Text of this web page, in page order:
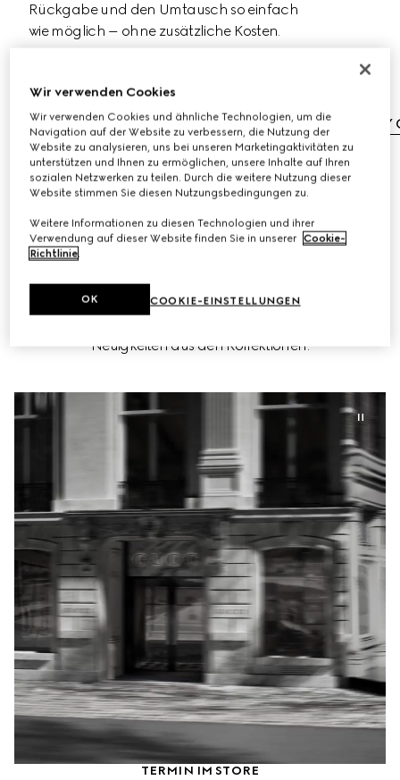
Rückgabe und den Umtausch so einfach
wie möglich – ohne zusätzliche Kosten.
Rückgabeservice
Bei
EINEN TERMIN VEREINBAREN
Ein ganz besonderes Erlebnis, exklusiv für MY GUCCI
Mitglieder: Erhalten Sie wertvolle Tipps zu vielfältigen
Neuigkeiten aus den Kollektionen.
TERMIN IM STORE
Wir verwenden Cookies
Wir verwenden Cookies und ähnliche Technologien, um die
Navigation auf der Website zu verbessern, die Nutzung der
Website zu analysieren, uns bei unseren Marketingaktivitäten zu
unterstützen und Ihnen zu ermöglichen, unsere Inhalte auf Ihren
sozialen Netzwerken zu teilen. Durch die weitere Nutzung dieser
Website stimmen Sie diesen Nutzungsbedingungen zu.
Weitere Informationen zu diesen Technologien und ihrer
Verwendung auf dieser Website finden Sie in unserer Cookie-
Richtlinie.
COOKIE-EINSTELLUNGEN
OK